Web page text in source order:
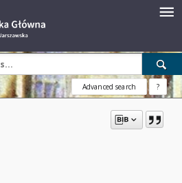
Advanced search ?